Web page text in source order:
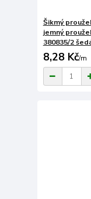
Šikmý
jemný
380835/2
8,28 Kč/m